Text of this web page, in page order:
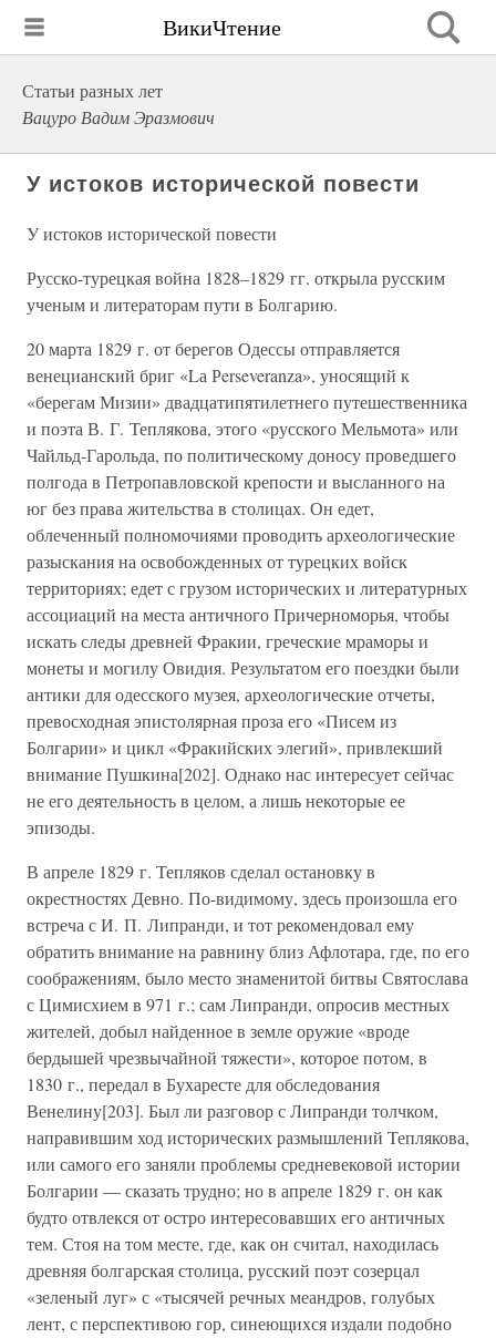
ВикиЧтение
Статьи разных лет
Вацуро Вадим Эразмович
У истоков исторической повести
У истоков исторической повести
Русско-турецкая война 1828–1829 гг. открыла русским
ученым и литераторам пути в Болгарию.
20 марта 1829 г. от берегов Одессы отправляется
венецианский бриг «Lа Рerseveranza», уносящий к
«берегам Мизии» двадцатипятилетнего путешественника
и поэта В. Г. Теплякова, этого «русского Мельмота» или
Чайльд-Гарольда, по политическому доносу проведшего
полгода в Петропавловской крепости и высланного на
юг без права жительства в столицах. Он едет,
облеченный полномочиями проводить археологические
разыскания на освобожденных от турецких войск
территориях; едет с грузом исторических и литературных
ассоциаций на места античного Причерноморья, чтобы
искать следы древней Фракии, греческие мраморы и
монеты и могилу Овидия. Результатом его поездки были
антики для одесского музея, археологические отчеты,
превосходная эпистолярная проза его «Писем из
Болгарии» и цикл «Фракийских элегий», привлекший
внимание Пушкина[202]. Однако нас интересует сейчас
не его деятельность в целом, а лишь некоторые ее
эпизоды.
В апреле 1829 г. Тепляков сделал остановку в
окрестностях Девно. По-видимому, здесь произошла его
встреча с И. П. Липранди, и тот рекомендовал ему
обратить внимание на равнину близ Афлотара, где, по его
соображениям, было место знаменитой битвы Святослава
с Цимисхием в 971 г.; сам Липранди, опросив местных
жителей, добыл найденное в земле оружие «вроде
бердышей чрезвычайной тяжести», которое потом, в
1830 г., передал в Бухаресте для обследования
Венелину[203]. Был ли разговор с Липранди толчком,
направившим ход исторических размышлений Теплякова,
или самого его заняли проблемы средневековой истории
Болгарии — сказать трудно; но в апреле 1829 г. он как
будто отвлекся от остро интересовавших его античных
тем. Стоя на том месте, где, как он считал, находилась
древняя болгарская столица, русский поэт созерцал
«зеленый луг» с «тысячей речных меандров, голубых
лент, с перспективою гор, синеющихся издали подобно